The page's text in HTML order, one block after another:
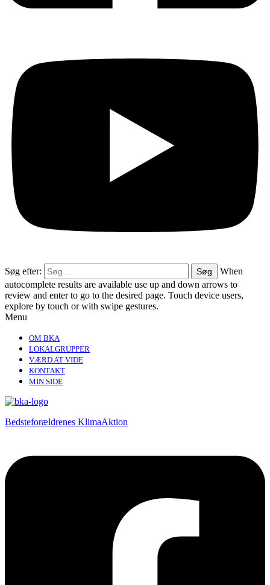
Søg efter:
When
autocomplete results are available use up and down arrows to
review and enter to go to the desired page. Touch device users,
explore by touch or with swipe gestures.
Menu
OM BKA
LOKALGRUPPER
VÆRD AT VIDE
KONTAKT
MIN SIDE
Bedsteforældrenes KlimaAktion​